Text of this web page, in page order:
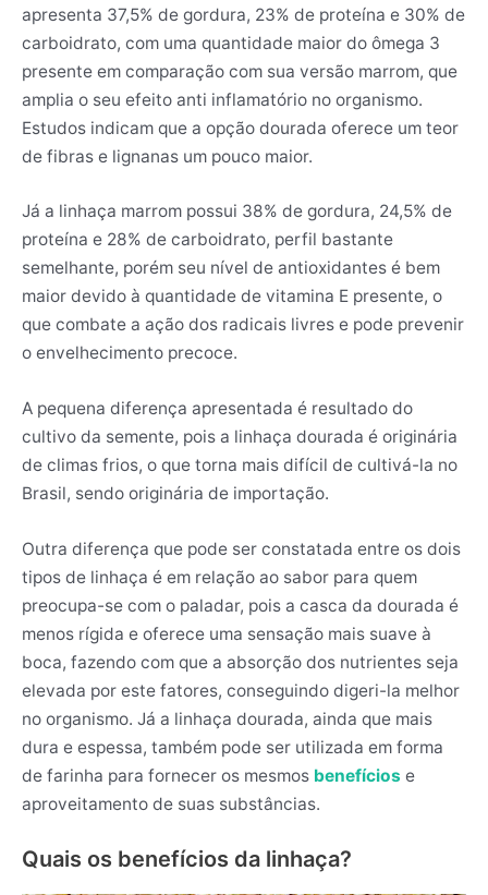
apresenta 37,5% de gordura, 23% de proteína e 30% de
carboidrato, com uma quantidade maior do ômega 3
presente em comparação com sua versão marrom, que
amplia o seu efeito anti inflamatório no organismo.
Estudos indicam que a opção dourada oferece um teor
de fibras e lignanas um pouco maior.
Já a linhaça marrom possui 38% de gordura, 24,5% de
proteína e 28% de carboidrato, perfil bastante
semelhante, porém seu nível de antioxidantes é bem
maior devido à quantidade de vitamina E presente, o
que combate a ação dos radicais livres e pode prevenir
o envelhecimento precoce.
A pequena diferença apresentada é resultado do
cultivo da semente, pois a linhaça dourada é originária
de climas frios, o que torna mais difícil de cultivá-la no
Brasil, sendo originária de importação.
Outra diferença que pode ser constatada entre os dois
tipos de linhaça é em relação ao sabor para quem
preocupa-se com o paladar, pois a casca da dourada é
menos rígida e oferece uma sensação mais suave à
boca, fazendo com que a absorção dos nutrientes seja
elevada por este fatores, conseguindo digeri-la melhor
no organismo. Já a linhaça dourada, ainda que mais
dura e espessa, também pode ser utilizada em forma
de farinha para fornecer os mesmos benefícios e
aproveitamento de suas substâncias.
Quais os benefícios da linhaça?